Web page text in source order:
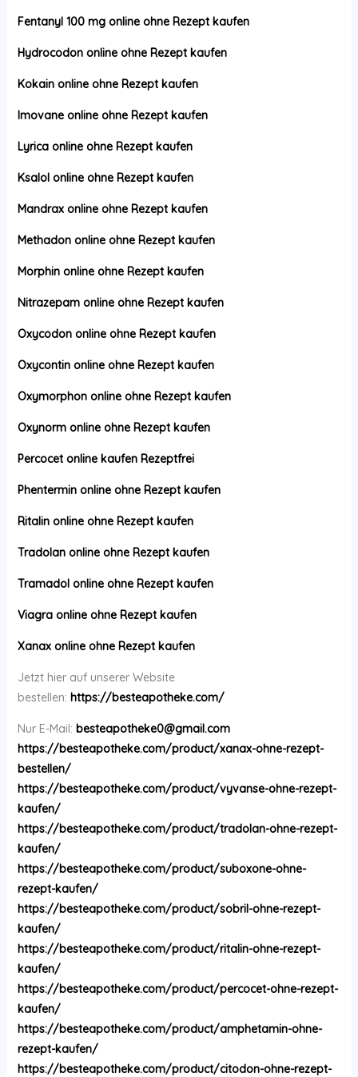
Fentanyl 100 mg online ohne Rezept kaufen
Hydrocodon online ohne Rezept kaufen
Kokain online ohne Rezept kaufen
Imovane online ohne Rezept kaufen
Lyrica online ohne Rezept kaufen
Ksalol online ohne Rezept kaufen
Mandrax online ohne Rezept kaufen
Methadon online ohne Rezept kaufen
Morphin online ohne Rezept kaufen
Nitrazepam online ohne Rezept kaufen
Oxycodon online ohne Rezept kaufen
Oxycontin online ohne Rezept kaufen
Oxymorphon online ohne Rezept kaufen
Oxynorm online ohne Rezept kaufen
Percocet online kaufen Rezeptfrei
Phentermin online ohne Rezept kaufen
Ritalin online ohne Rezept kaufen
Tradolan online ohne Rezept kaufen
Tramadol online ohne Rezept kaufen
Viagra online ohne Rezept kaufen
Xanax online ohne Rezept kaufen
Jetzt hier auf unserer Website
bestellen: https://besteapotheke.com/
Nur E-Mail: besteapotheke0@gmail.com
https://besteapotheke.com/product/xanax-ohne-rezept-
bestellen/
https://besteapotheke.com/product/vyvanse-ohne-rezept-
kaufen/
https://besteapotheke.com/product/tradolan-ohne-rezept-
kaufen/
https://besteapotheke.com/product/suboxone-ohne-
rezept-kaufen/
https://besteapotheke.com/product/sobril-ohne-rezept-
kaufen/
https://besteapotheke.com/product/ritalin-ohne-rezept-
kaufen/
https://besteapotheke.com/product/percocet-ohne-rezept-
kaufen/
https://besteapotheke.com/product/amphetamin-ohne-
rezept-kaufen/
https://besteapotheke.com/product/citodon-ohne-rezept-